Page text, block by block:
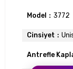
Model 3772
Cinsiyet
Antrefle